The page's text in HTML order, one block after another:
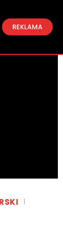
REKLAMA